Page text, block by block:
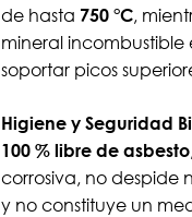
de hasta 750 °C,
mineral incombustible
soportar picos
Higiene y Seguridad
100 % libre de asbesto
corrosiva, no despide
y no constituye un